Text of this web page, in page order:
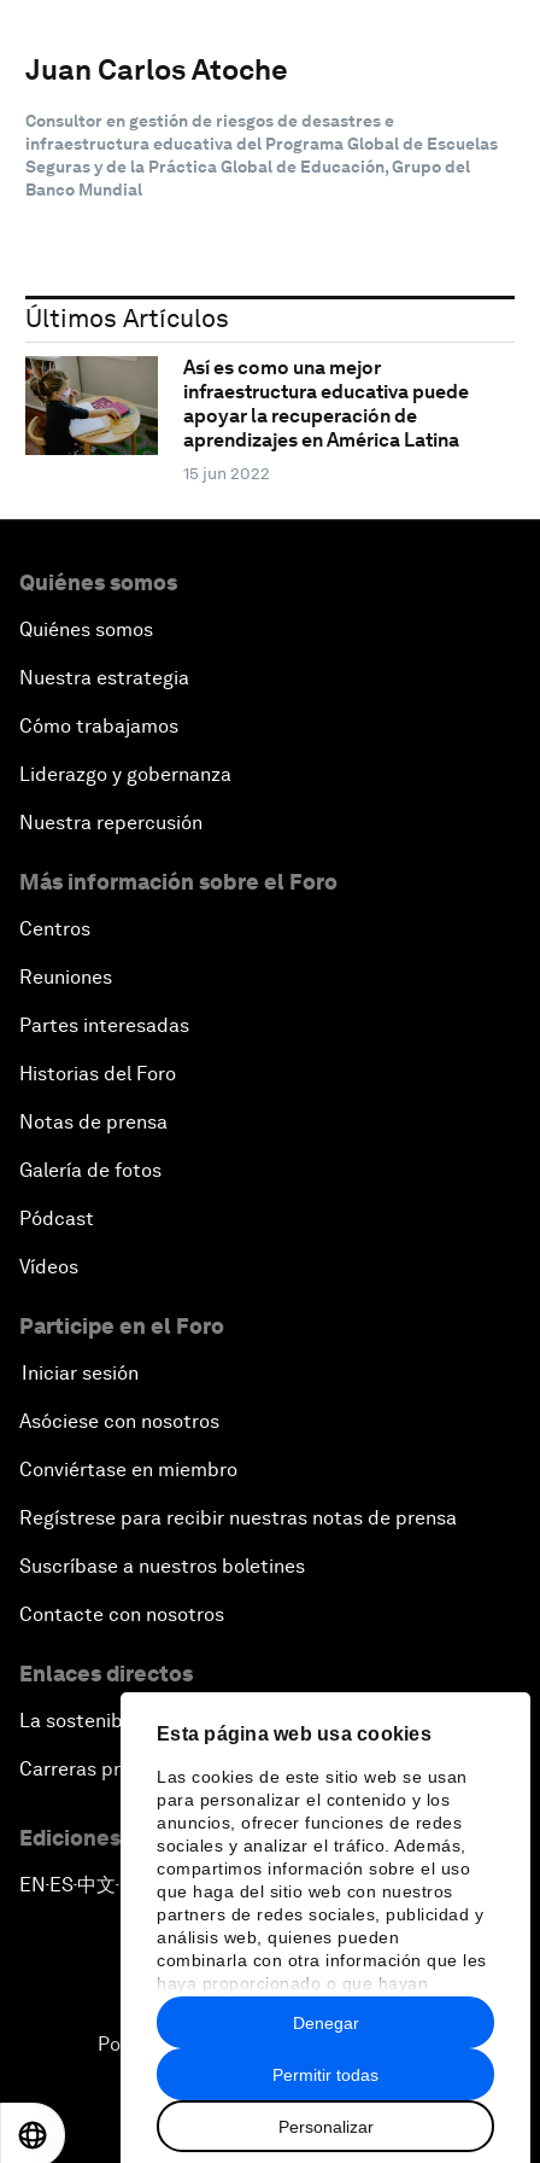
Esta página web usa cookies
Las cookies de este sitio web se usan
para personalizar el contenido y los
anuncios, ofrecer funciones de redes
sociales y analizar el tráfico. Además,
compartimos información sobre el uso
que haga del sitio web con nuestros
partners de redes sociales, publicidad y
análisis web, quienes pueden
combinarla con otra información que les
haya proporcionado o que hayan
recopilado a partir del uso que haya
hecho de sus servicios.
Permitir todas
Personalizar
Denegar
Juan Carlos Atoche
Consultor en gestión de riesgos de desastres e
infraestructura educativa del Programa Global de Escuelas
Seguras y de la Práctica Global de Educación, Grupo del
Banco Mundial
Últimos Artículos
Así es como una mejor
infraestructura educativa puede
apoyar la recuperación de
aprendizajes en América Latina
15 jun 2022
Quiénes somos
Quiénes somos
Nuestra estrategia
Cómo trabajamos
Liderazgo y gobernanza
Nuestra repercusión
Más información sobre el Foro
Centros
Reuniones
Partes interesadas
Historias del Foro
Notas de prensa
Galería de fotos
Pódcast
Vídeos
Participe en el Foro
Iniciar sesión
Asóciese con nosotros
Conviértase en miembro
Regístrese para recibir nuestras notas de prensa
Suscríbase a nuestros boletines
Contacte con nosotros
Enlaces directos
La sostenibilidad en el Foro
Carreras profesionales
Ediciones en otros idiomas
EN ▪ ES▪中文▪ 日本語
Política de privacidad y normas de uso
2026 Foro Económico Mundial